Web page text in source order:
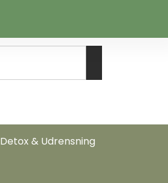
Detox & Udrensning